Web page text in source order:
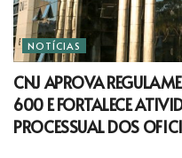
NOTÍCIAS
CNJ APROVA
600 E FORTALECE
PROCESSUAL DOS